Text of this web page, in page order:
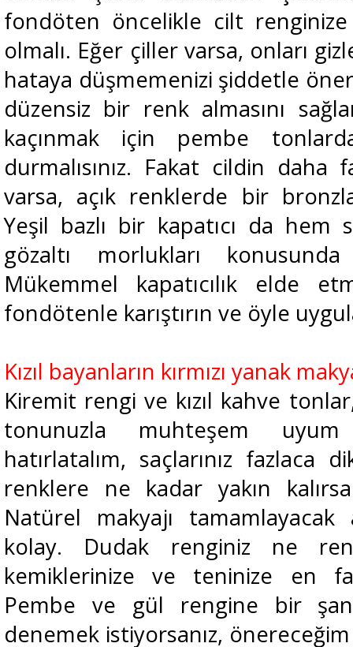
fondöten öncelikle cilt
olmalı. Eğer çiller varsa, onları
hataya düşmemenizi şiddetle
düzensiz bir renk almasını
kaçınmak için pembe
durmalısınız. Fakat cildin daha
varsa, açık renklerde bir
Yeşil bazlı bir kapatıcı da
gözaltı morlukları
Mükemmel kapatıcılık elde
fondötenle karıştırın ve öyle
Kızıl bayanların kırmızı yanak
Kiremit rengi ve kızıl kahve
tonunuzla muhteşem uyum
hatırlatalım, saçlarınız fazlaca
renklere ne kadar yakın
Natürel makyajı tamamlayacak
kolay. Dudak renginiz ne
kemiklerinize ve teninize en
Pembe ve gül rengine bir
denemek istiyorsanız,